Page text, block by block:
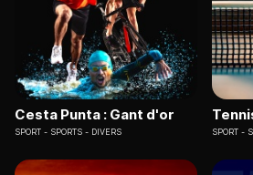
Cesta Punta : Gant d'or
SPORT SPORTS - DIVERS SPORT